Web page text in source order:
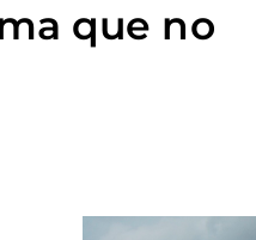
que no